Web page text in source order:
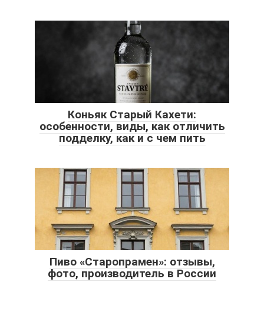
Коньяк Старый Кахети:
особенности, виды, как отличить
подделку, как и с чем пить
Пиво «Старопрамен»: отзывы,
фото, производитель в России